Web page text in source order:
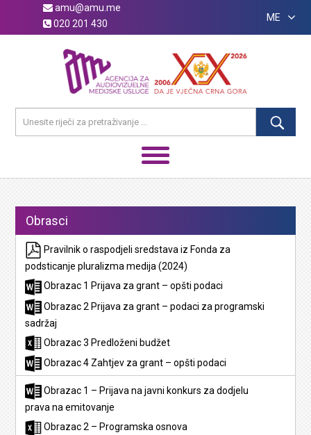
amu@amu.me
020 201 430
ME
Obrasci
Pravilnik o raspodjeli sredstava iz Fonda za
podsticanje pluralizma medija (2024)
Obrazac 1 Prijava za grant – opšti podaci
Obrazac 2 Prijava za grant – podaci za programski
sadržaj
Obrazac 3 Predloženi budžet
Obrazac 4 Zahtjev za grant – opšti podaci
Obrazac 1 – Prijava na javni konkurs za dodjelu
prava na emitovanje
Obrazac 2 – Programska osnova